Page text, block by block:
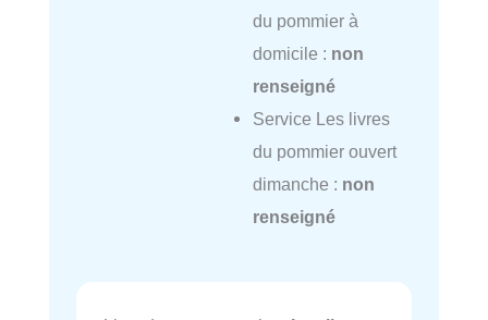
du pommier à
domicile : non
renseigné
Service Les livres
du pommier ouvert
dimanche : non
renseigné